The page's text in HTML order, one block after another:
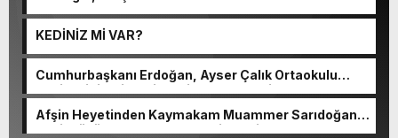
KEDİNİZ Mİ VAR?
Cumhurbaşkanı Erdoğan, Ayser Çalık Ortaokulu
Şehitlerinin Aileleriyle Bir Araya Geldi.
Afşin Heyetinden Kaymakam Muammer Sarıdoğan’a
Beşikdüzü’nde hayırlı olsun ziyareti.